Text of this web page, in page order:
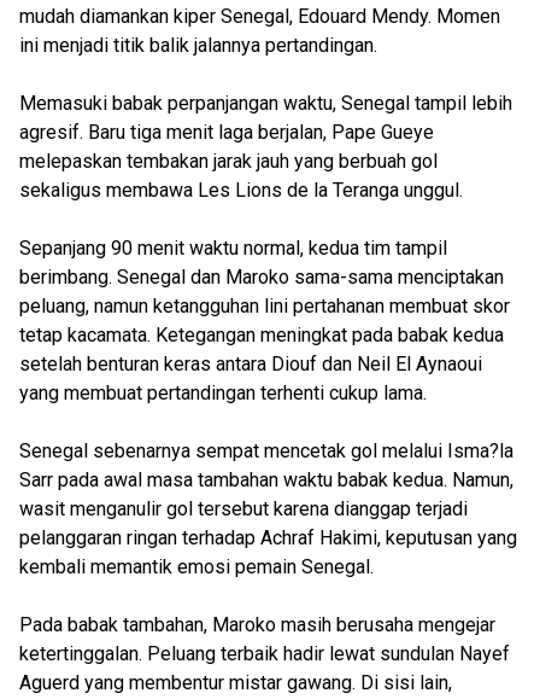
mudah diamankan kiper Senegal, Edouard Mendy. Momen
ini menjadi titik balik jalannya pertandingan.
Memasuki babak perpanjangan waktu, Senegal tampil lebih
agresif. Baru tiga menit laga berjalan, Pape Gueye
melepaskan tembakan jarak jauh yang berbuah gol
sekaligus membawa Les Lions de la Teranga unggul.
Sepanjang 90 menit waktu normal, kedua tim tampil
berimbang. Senegal dan Maroko sama-sama menciptakan
peluang, namun ketangguhan lini pertahanan membuat skor
tetap kacamata. Ketegangan meningkat pada babak kedua
setelah benturan keras antara Diouf dan Neil El Aynaoui
yang membuat pertandingan terhenti cukup lama.
Senegal sebenarnya sempat mencetak gol melalui Isma?la
Sarr pada awal masa tambahan waktu babak kedua. Namun,
wasit menganulir gol tersebut karena dianggap terjadi
pelanggaran ringan terhadap Achraf Hakimi, keputusan yang
kembali memantik emosi pemain Senegal.
Pada babak tambahan, Maroko masih berusaha mengejar
ketertinggalan. Peluang terbaik hadir lewat sundulan Nayef
Aguerd yang membentur mistar gawang. Di sisi lain,